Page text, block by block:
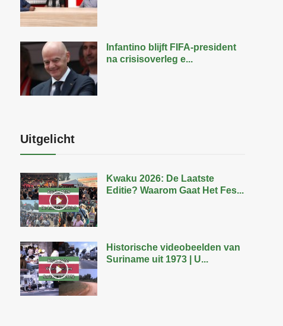
Infantino blijft FIFA-president
na crisisoverleg e...
Uitgelicht
Kwaku 2026: De Laatste
Editie? Waarom Gaat Het Fes...
Historische videobeelden van
Suriname uit 1973 | U...